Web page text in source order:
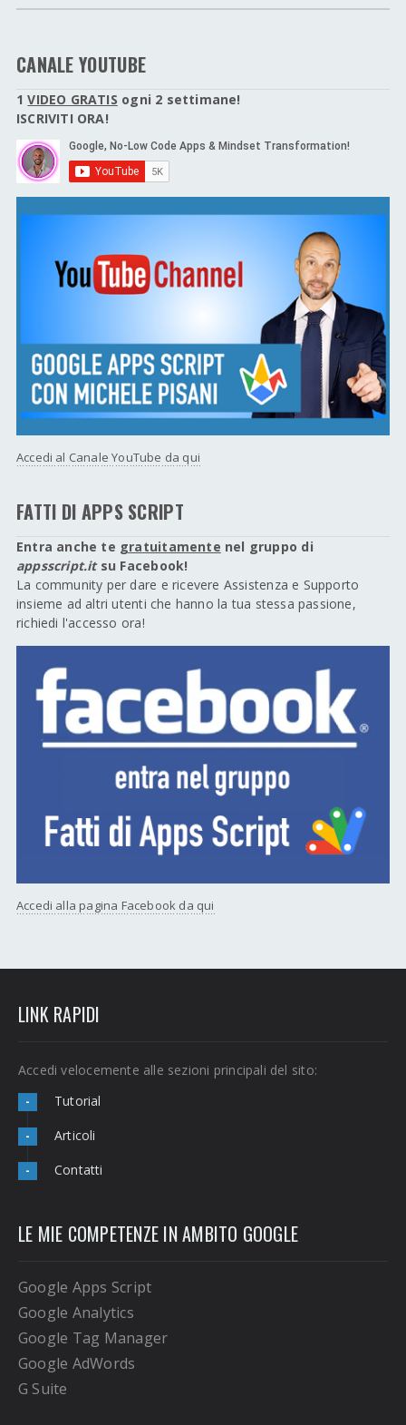
CANALE YOUTUBE
1VIDEO GRATIS ogni 2 settimane!
ISCRIVITI ORA!
Accedi al Canale YouTube da qui
FATTI DI APPS SCRIPT
Entra anche te gratuitamente nel gruppo di
appsscript.itsu Facebook!
La community per dare e ricevere Assistenza e Supporto
insieme ad altri utenti che hanno la tua stessa passione,
richiedi l'accesso ora!
Accedi alla pagina Facebook da qui
LINK RAPIDI
Accedi velocemente alle sezioni principali del sito:
- Tutorial
- Articoli
- Contatti
LE MIE COMPETENZE IN AMBITO GOOGLE
Google Apps Script
Google Analytics
Google Tag Manager
Google AdWords
G Suite